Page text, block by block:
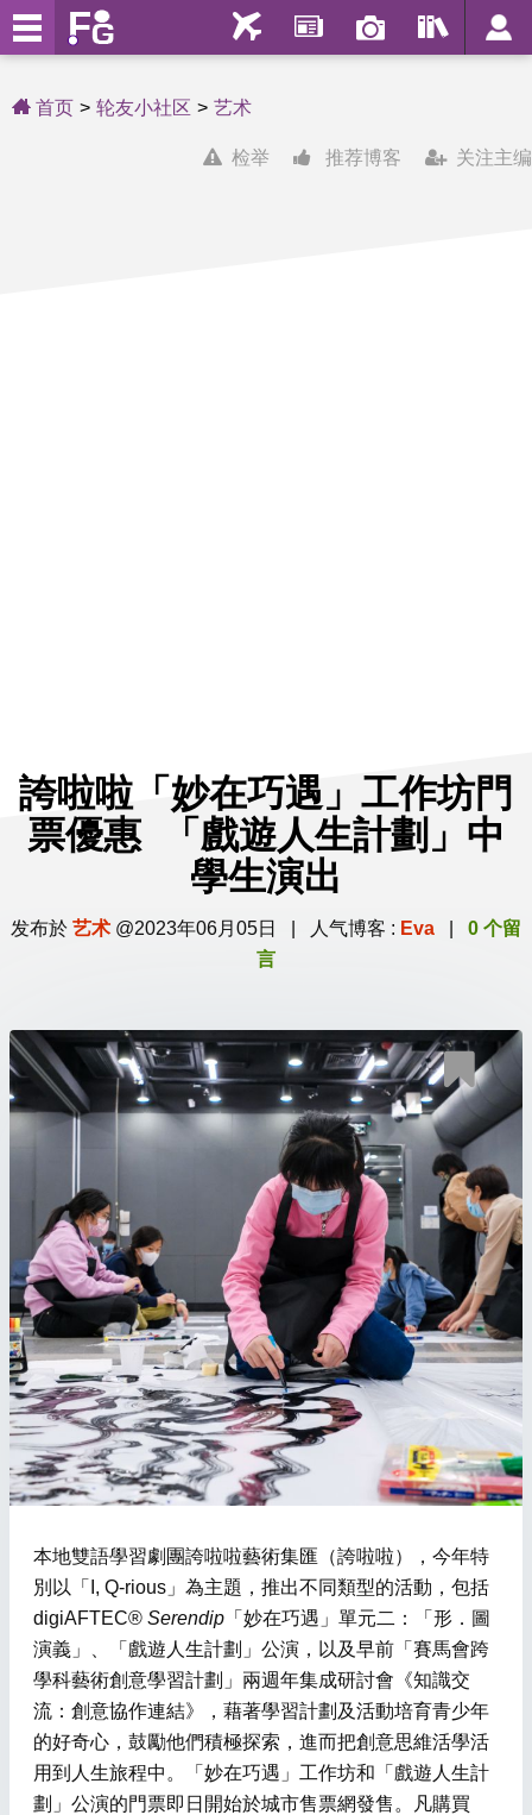
首页 轮友小社区 艺术
关注主编
推荐博客
检举
誇啦啦「妙在巧遇」工作坊門
票優惠 「戲遊人生計劃」中
學生演出
发布於 艺术 @2023年06月05日 | 人气博客 : Eva
0 个留
言
本地雙語學習劇團誇啦啦藝術集匯（誇啦啦），今年特
別以「I, Q-rious」為主題，推出不同類型的活動，包括
digiAFTEC® Serendip 「妙在巧遇」單元二：「形．圖
演義」、「戲遊人生計劃」公演，以及早前「賽馬會跨
學科藝術創意學習計劃」兩週年集成研討會《知識交
流：創意協作連結》，藉著學習計劃及活動培育青少年
的好奇心，鼓勵他們積極探索，進而把創意思維活學活
用到人生旅程中。「妙在巧遇」工作坊和「戲遊人生計
劃」公演的門票即日開始於城市售票網發售。凡購買